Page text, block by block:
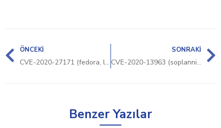
ÖNCEKI
CVE-2020-27171 (fedora, linux_kernel)
SONRAKI
CVE-2020-13963 (soplanning)
Benzer Yazılar